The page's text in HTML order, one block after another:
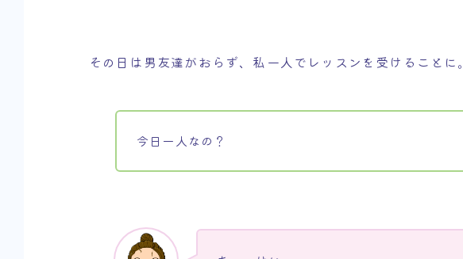
その日は男友達がおらず、私一人でレッスンを受けることに。
今日一人なの？